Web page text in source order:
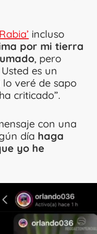
incluso
por mi tierra
, pero
es un
veré de sapo
criticado”.
con una
día haga
yo he